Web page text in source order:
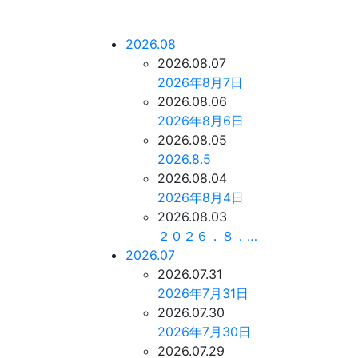
2026.08
2026.08.07
2026年8月7日
2026.08.06
2026年8月6日
2026.08.05
2026.8.5
2026.08.04
2026年8月4日
2026.08.03
２０２６．８．…
2026.07
2026.07.31
2026年7月31日
2026.07.30
2026年7月30日
2026.07.29